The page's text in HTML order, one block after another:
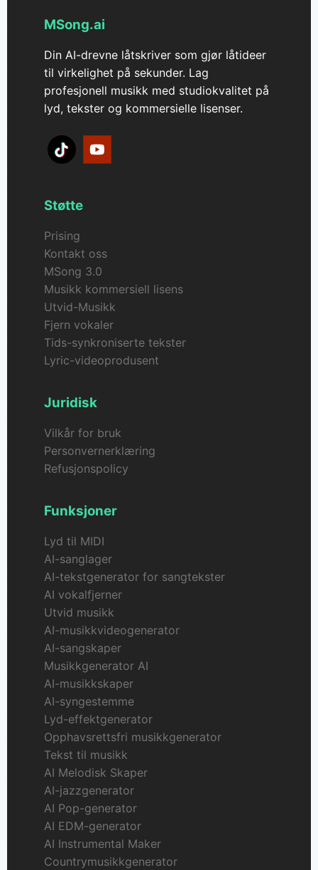
MSong.ai
Din AI-drevne låtskriver som gjør låtideer
til virkelighet på sekunder. Lag
profesjonell musikk med studiokvalitet på
lyd, tekster og kommersielle lisenser.
Støtte
Prising
Kontakt oss
MSong 3.0
Musikk kommersiell lisens
Utvid-Musikk
Fjern vokaler
Tids-synkroniserte tekster
Lyric-videoprodusent
Juridisk
Vilkår for bruk
Personvernerklæring
Refusjonspolicy
Funksjoner
Lyd til MIDI
AI-sanglager
AI-tekstgenerator for sangtekster
AI vokalfjerner
Utvid musikk
AI-musikkvideogenerator
AI-sangskaper
Musikkgenerator AI
AI-musikkskaper
AI-syngestemme
Lyd-effektgenerator
Opphavsrettsfri musikkgenerator
Tekst til musikk
AI Melodisk Skaper
AI-jazzgenerator
AI Pop-generator
AI EDM-generator
AI Instrumental Maker
Countrymusikkgenerator